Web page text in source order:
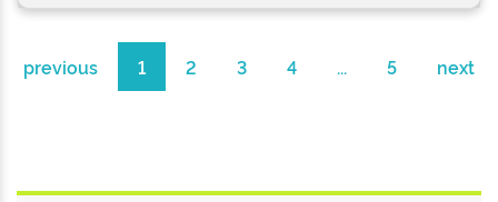
previous 1 2 3 4 ... 5 next